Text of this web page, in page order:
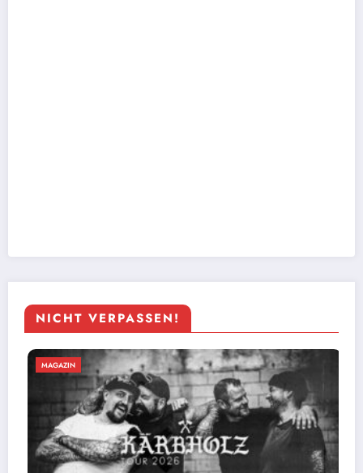
NICHT VERPASSEN!
MAGAZIN